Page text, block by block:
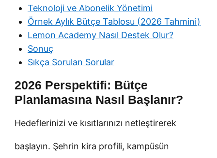
Teknoloji ve Abonelik Yönetimi
Örnek Aylık Bütçe Tablosu (2026 Tahmini)
Lemon Academy Nasıl Destek Olur?
Sonuç
Sıkça Sorulan Sorular
2026 Perspektifi: Bütçe
Planlamasına Nasıl Başlanır?
Hedeflerinizi ve kısıtlarınızı netleştirerek
başlayın. Şehrin kira profili, kampüsün